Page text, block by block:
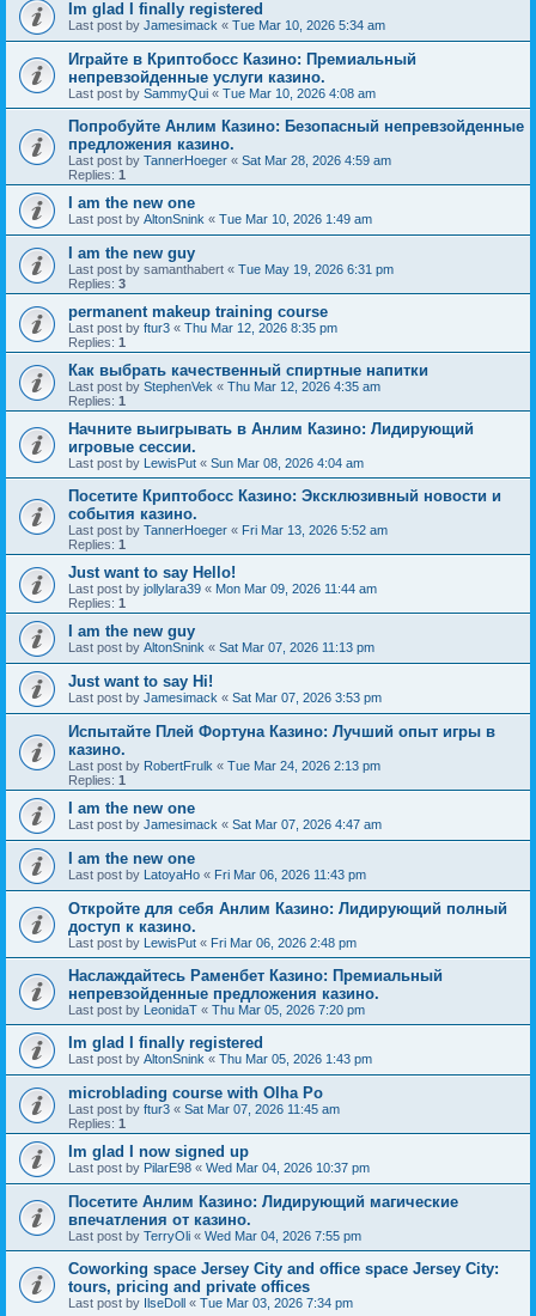
Im glad I finally registered
Last post by Jamesimack « Tue Mar 10, 2026 5:34 am
Играйте в Криптобосс Казино: Премиальный
непревзойденные услуги казино.
Last post by SammyQui « Tue Mar 10, 2026 4:08 am
Попробуйте Анлим Казино: Безопасный непревзойденные
предложения казино.
Last post by TannerHoeger « Sat Mar 28, 2026 4:59 am
Replies: 1
I am the new one
Last post by AltonSnink « Tue Mar 10, 2026 1:49 am
I am the new guy
Last post by samanthabert « Tue May 19, 2026 6:31 pm
Replies: 3
permanent makeup training course
Last post by ftur3 « Thu Mar 12, 2026 8:35 pm
Replies: 1
Как выбрать качественный спиртные напитки
Last post by StephenVek « Thu Mar 12, 2026 4:35 am
Replies: 1
Начните выигрывать в Анлим Казино: Лидирующий
игровые сессии.
Last post by LewisPut « Sun Mar 08, 2026 4:04 am
Посетите Криптобосс Казино: Эксклюзивный новости и
события казино.
Last post by TannerHoeger « Fri Mar 13, 2026 5:52 am
Replies: 1
Just want to say Hello!
Last post by jollylara39 « Mon Mar 09, 2026 11:44 am
Replies: 1
I am the new guy
Last post by AltonSnink « Sat Mar 07, 2026 11:13 pm
Just want to say Hi!
Last post by Jamesimack « Sat Mar 07, 2026 3:53 pm
Испытайте Плей Фортуна Казино: Лучший опыт игры в
казино.
Last post by RobertFrulk « Tue Mar 24, 2026 2:13 pm
Replies: 1
I am the new one
Last post by Jamesimack « Sat Mar 07, 2026 4:47 am
I am the new one
Last post by LatoyaHo « Fri Mar 06, 2026 11:43 pm
Откройте для себя Анлим Казино: Лидирующий полный
доступ к казино.
Last post by LewisPut « Fri Mar 06, 2026 2:48 pm
Наслаждайтесь Раменбет Казино: Премиальный
непревзойденные предложения казино.
Last post by LeonidaT « Thu Mar 05, 2026 7:20 pm
Im glad I finally registered
Last post by AltonSnink « Thu Mar 05, 2026 1:43 pm
microblading course with Olha Po
Last post by ftur3 « Sat Mar 07, 2026 11:45 am
Replies: 1
Im glad I now signed up
Last post by PilarE98 « Wed Mar 04, 2026 10:37 pm
Посетите Анлим Казино: Лидирующий магические
впечатления от казино.
Last post by TerryOli « Wed Mar 04, 2026 7:55 pm
Coworking space Jersey City and office space Jersey City:
tours, pricing and private offices
Last post by IlseDoll « Tue Mar 03, 2026 7:34 pm